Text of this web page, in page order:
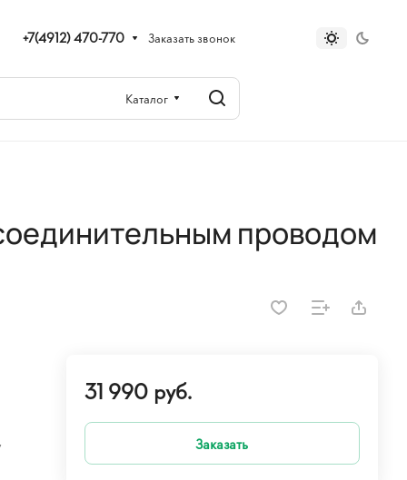
+7(4912) 470-770 Заказать звонок
Каталог
проводом
31 990 руб.
Заказать